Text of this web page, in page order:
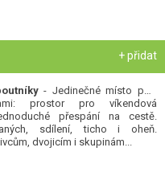
+ přidat
- Jedinečné místo pod
prostor pro víkendová
přespání na cestě.
sdílení, ticho i oheň.
dvojicím i skupinám...